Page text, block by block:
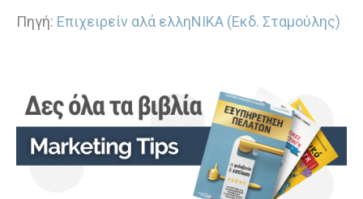
Πηγή: Επιχειρείν αλά ελληΝΙΚΑ (Εκδ. Σταμούλης)